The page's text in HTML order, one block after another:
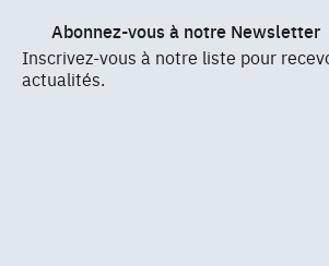
Abonnez-vous à notre Newsletter
Inscrivez-vous à notre liste pour
actualités.